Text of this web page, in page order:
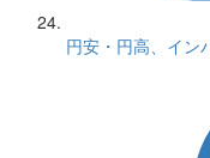
円安・円高、イン